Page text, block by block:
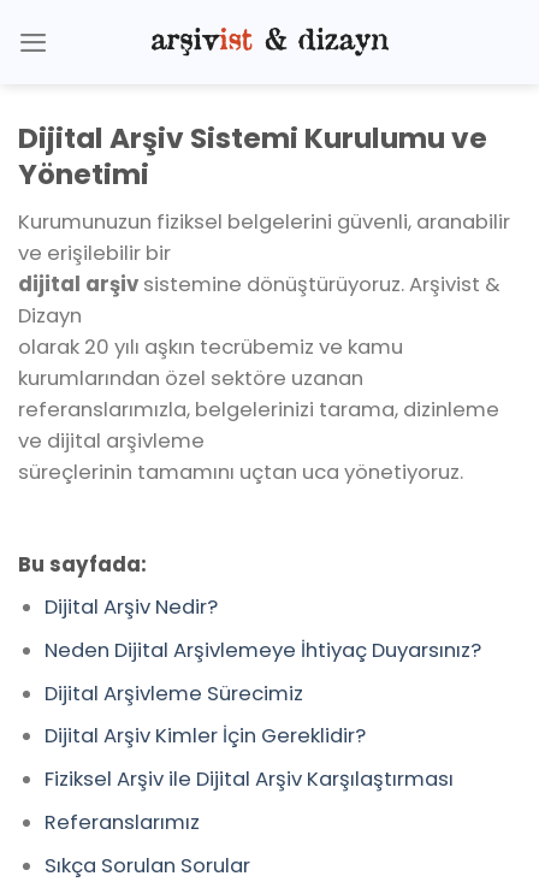
Dijital Arşiv Sistemi Kurulumu ve
Yönetimi
Kurumunuzun fiziksel belgelerini güvenli, aranabilir
ve erişilebilir bir
dijital arşiv sistemine dönüştürüyoruz. Arşivist &
Dizayn
olarak 20 yılı aşkın tecrübemiz ve kamu
kurumlarından özel sektöre uzanan
referanslarımızla, belgelerinizi tarama, dizinleme
ve dijital arşivleme
süreçlerinin tamamını uçtan uca yönetiyoruz.
Bu sayfada:
Dijital Arşiv Nedir?
Neden Dijital Arşivlemeye İhtiyaç Duyarsınız?
Dijital Arşivleme Sürecimiz
Dijital Arşiv Kimler İçin Gereklidir?
Fiziksel Arşiv ile Dijital Arşiv Karşılaştırması
Referanslarımız
Sıkça Sorulan Sorular